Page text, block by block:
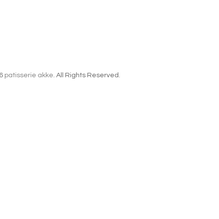
patisserie akke. All Rights Reserved.